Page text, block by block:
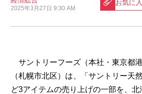
2025年3月27日 9:30 AM
お気に
サントリーフーズ（本社・東京都
（札幌市北区）は、「サントリー天
ど3アイテムの売り上げの一部を、北